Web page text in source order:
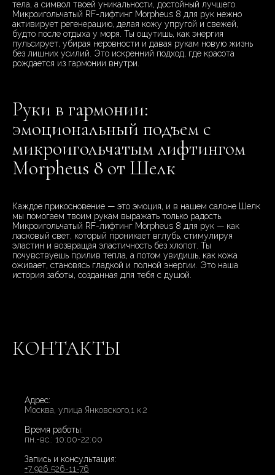
тела, а символ твоей уникальности, достойный лучшего.
Микроигольчатый RF-лифтинг Morpheus 8 для рук нежно
активирует регенерацию, делая кожу упругой и свежей,
будто после отдыха у моря. Ты ощутишь, как энергия
пульсирует, убирая неровности и давая рукам новую жизнь
без лишних усилий. Это искренний подход, где красота
рождается из гармонии внутри.
Руки в гармонии:
эмоциональный подъем с
микроигольчатым лифтингом
Morpheus 8 от Шелк
Каждое прикосновение — это эмоция, и в нашем салоне Шелк
мы помогаем твоим рукам выражать только радость.
Микроигольчатый RF-лифтинг Morpheus 8 для рук — как
ласковый свет, который проникает вглубь, стимулируя
эластин и возвращая эластичность без хлопот. Ты
почувствуешь прилив тепла, а потом увидишь, как кожа
оживает, становясь гладкой и полной энергии. Это наша
история заботы, созданная для тебя с душой.
КОНТАКТЫ
Адрес:
Москва, улица Янковского,1 к.2
Время работы:
пн.-вс.: 10:00-22:00
Запись и консультация:
+7 926 526-11-76